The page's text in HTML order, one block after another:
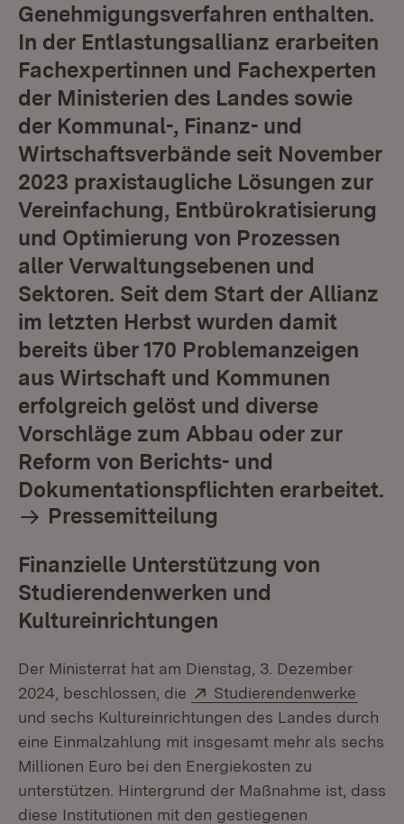
Genehmigungsverfahren enthalten.
In der Entlastungsallianz erarbeiten
Fachexpertinnen und Fachexperten
der Ministerien des Landes sowie
der Kommunal-, Finanz- und
Wirtschaftsverbände seit November
2023 praxistaugliche Lösungen zur
Vereinfachung, Entbürokratisierung
und Optimierung von Prozessen
aller Verwaltungsebenen und
Sektoren. Seit dem Start der Allianz
im letzten Herbst wurden damit
bereits über 170 Problemanzeigen
aus Wirtschaft und Kommunen
erfolgreich gelöst und diverse
Vorschläge zum Abbau oder zur
Reform von Berichts- und
Dokumentationspflichten erarbeitet.
Pressemitteilung
Finanzielle Unterstützung von
Studierendenwerken und
Kultureinrichtungen
Der Ministerrat hat am Dienstag, 3. Dezember
2024, beschlossen, die
Extern:
Studierendenwerke
und sechs Kultureinrichtungen des Landes durch
eine Einmalzahlung mit insgesamt mehr als sechs
Millionen Euro bei den Energiekosten zu
unterstützen. Hintergrund der Maßnahme ist, dass
diese Institutionen mit den gestiegenen